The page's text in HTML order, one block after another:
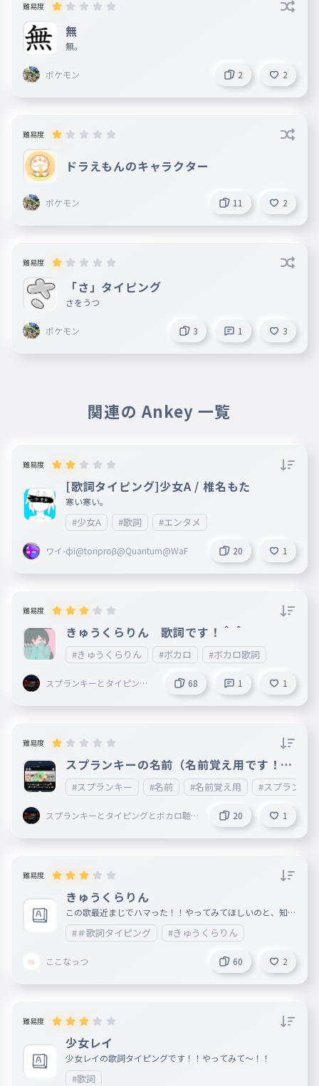
難易度
無
無。
ポケモン 2 2
難易度
ドラえもんのキャラクター
ポケモン 11 2
難易度
「さ」タイピング
さをうつ
ポケモン 3 1 3
関連の Ankey 一覧
難易度
[歌詞タイピング]少女A / 椎名もた
寒い寒い。
#少女A #歌詞 #エンタメ
ワイ-фI@toriproβ@Quantum@WaF 20 1
難易度
きゅうくらりん 歌詞です！＾＾
#きゅうくらりん #ボカロ #ボカロ歌詞
スプランキーとタイピング
68 1 1
難易度
スプランキーの名前（名前覚え用です！！
）
#スプランキー #名前 #名前覚え用 #スプランキ
スプランキーとタイピングとボカロ聴
20 1
難易度
きゅうくらりん
この歌最近まじでハマった！！やってみてほしいのと、知ら
ん人は聞いてみてね〜！！いい歌だよ！！ URL載せとくね
！！https://www.youtube.com/watch?v=2b1IexhKPz4&lis
t=RD2b1IexhKPz4&start_radio=1
#＃歌詞タイピング #きゅうくらりん
ここなっつ 60 2
難易度
少女レイ
少女レイの歌詞タイピングです！！やってみて〜！！
#歌詞